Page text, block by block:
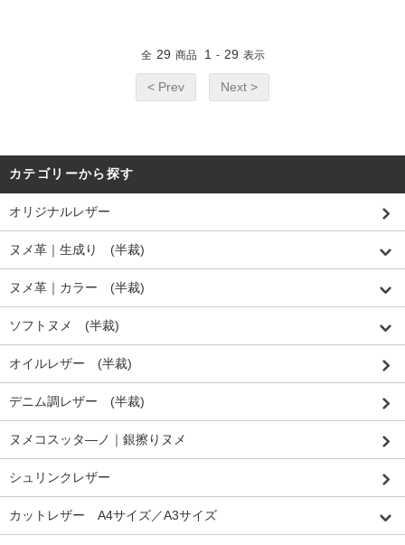
全 29 商品 1 - 29 表示
< Prev Next >
カテゴリーから探す
オリジナルレザー
ヌメ革｜生成り (半裁)
ヌメ革｜カラー (半裁)
ソフトヌメ (半裁)
オイルレザー (半裁)
デニム調レザー (半裁)
ヌメコスッタ―ノ｜銀擦りヌメ
シュリンクレザー
カットレザー A4サイズ／A3サイズ